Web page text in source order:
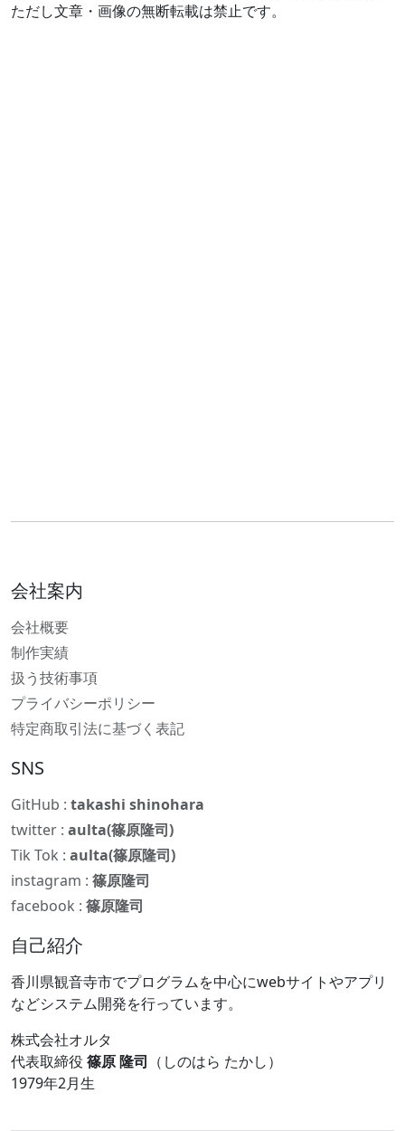
ただし文章・画像の無断転載は禁止です。
会社案内
会社概要
制作実績
扱う技術事項
プライバシーポリシー
特定商取引法に基づく表記
SNS
GitHub : takashi shinohara
twitter : aulta(篠原隆司)
Tik Tok : aulta(篠原隆司)
instagram : 篠原隆司
facebook : 篠原隆司
自己紹介
香川県観音寺市でプログラムを中心にwebサイトやアプリ
などシステム開発を行っています。
株式会社オルタ
代表取締役 篠原 隆司 （しのはら たかし）
1979年2月生